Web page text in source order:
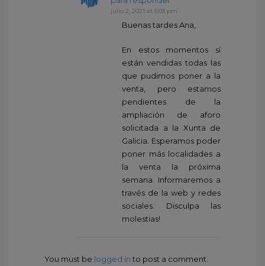
julio 2, 2021 at 5:03 pm
Buenas tardes Ana,
En estos momentos sí
están vendidas todas las
que pudimos poner a la
venta, pero estamos
pendientes de la
ampliación de aforo
solicitada a la Xunta de
Galicia. Esperamos poder
poner más localidades a
la venta la próxima
semana. Informaremos a
través de la web y redes
sociales. Disculpa las
molestias!
You must be logged in to post a comment.